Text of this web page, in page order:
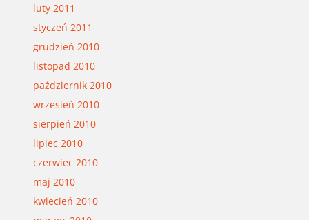
luty 2011
styczeń 2011
grudzień 2010
listopad 2010
październik 2010
wrzesień 2010
sierpień 2010
lipiec 2010
czerwiec 2010
maj 2010
kwiecień 2010